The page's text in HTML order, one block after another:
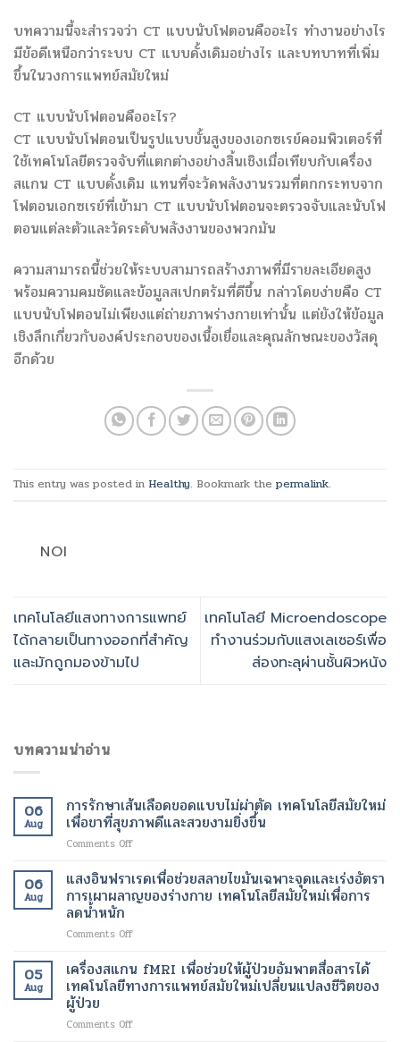
บทความนี้จะสำรวจว่า CT แบบนับโฟตอนคืออะไร ทำงานอย่างไร
มีข้อดีเหนือกว่าระบบ CT แบบดั้งเดิมอย่างไร และบทบาทที่เพิ่ม
ขึ้นในวงการแพทย์สมัยใหม่
CT แบบนับโฟตอนคืออะไร?
CT แบบนับโฟตอนเป็นรูปแบบขั้นสูงของเอกซเรย์คอมพิวเตอร์ที่
ใช้เทคโนโลยีตรวจจับที่แตกต่างอย่างสิ้นเชิงเมื่อเทียบกับเครื่อง
สแกน CT แบบดั้งเดิม แทนที่จะวัดพลังงานรวมที่ตกกระทบจาก
โฟตอนเอกซเรย์ที่เข้ามา CT แบบนับโฟตอนจะตรวจจับและนับโฟ
ตอนแต่ละตัวและวัดระดับพลังงานของพวกมัน
ความสามารถนี้ช่วยให้ระบบสามารถสร้างภาพที่มีรายละเอียดสูง
พร้อมความคมชัดและข้อมูลสเปกตรัมที่ดีขึ้น กล่าวโดยง่ายคือ CT
แบบนับโฟตอนไม่เพียงแต่ถ่ายภาพร่างกายเท่านั้น แต่ยังให้ข้อมูล
เชิงลึกเกี่ยวกับองค์ประกอบของเนื้อเยื่อและคุณลักษณะของวัสดุ
อีกด้วย
This entry was posted in Healthy. Bookmark the permalink.
NOI
เทคโนโลยีแสงทางการแพทย์
ได้กลายเป็นทางออกที่สำคัญ
และมักถูกมองข้ามไป
เทคโนโลยี Microendoscope
ทำงานร่วมกับแสงเลเซอร์เพื่อ
ส่องทะลุผ่านชั้นผิวหนัง
บทความน่าอ่าน
06
Aug
การรักษาเส้นเลือดขอดแบบไม่ผ่าตัด เทคโนโลยีสมัยใหม่
เพื่อขาที่สุขภาพดีและสวยงามยิ่งขึ้น
Comments Offon
รักษา
เส้นเลือด
ขอด
ไม่
เทคโนโลยี
สมัย
ใหม่
ขา
06
Aug
แสงอินฟราเรดเพื่อช่วยสลายไขมันเฉพาะจุดและเร่งอัตรา
การเผาผลาญของร่างกาย เทคโนโลยีสมัยใหม่เพื่อการ
ลดน้ำหนัก
Comments Offon
อินฟราเรด
เพื่อ
ช่วย
ไข
05
Aug
เครื่องสแกน fMRI เพื่อช่วยให้ผู้ป่วยอัมพาตสื่อสารได้
เทคโนโลยีทางการแพทย์สมัยใหม่เปลี่ยนแปลงชีวิตของ
ผู้ป่วย
Comments Offon